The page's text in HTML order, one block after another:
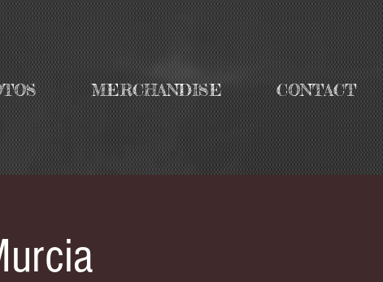
MERCHANDISE CONTACT